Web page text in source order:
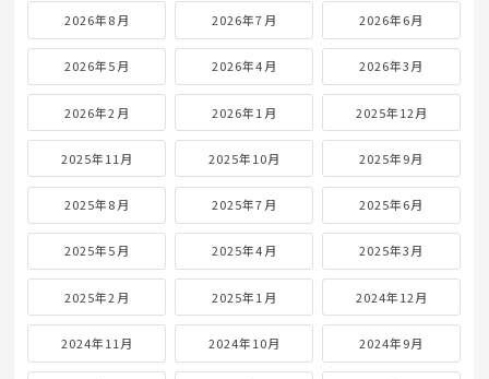
2026年8月 2026年7月 2026年6月
2026年5月 2026年4月 2026年3月
2026年2月 2026年1月 2025年12月
2025年11月 2025年10月 2025年9月
2025年8月 2025年7月 2025年6月
2025年5月 2025年4月 2025年3月
2025年2月 2025年1月 2024年12月
2024年11月 2024年10月 2024年9月